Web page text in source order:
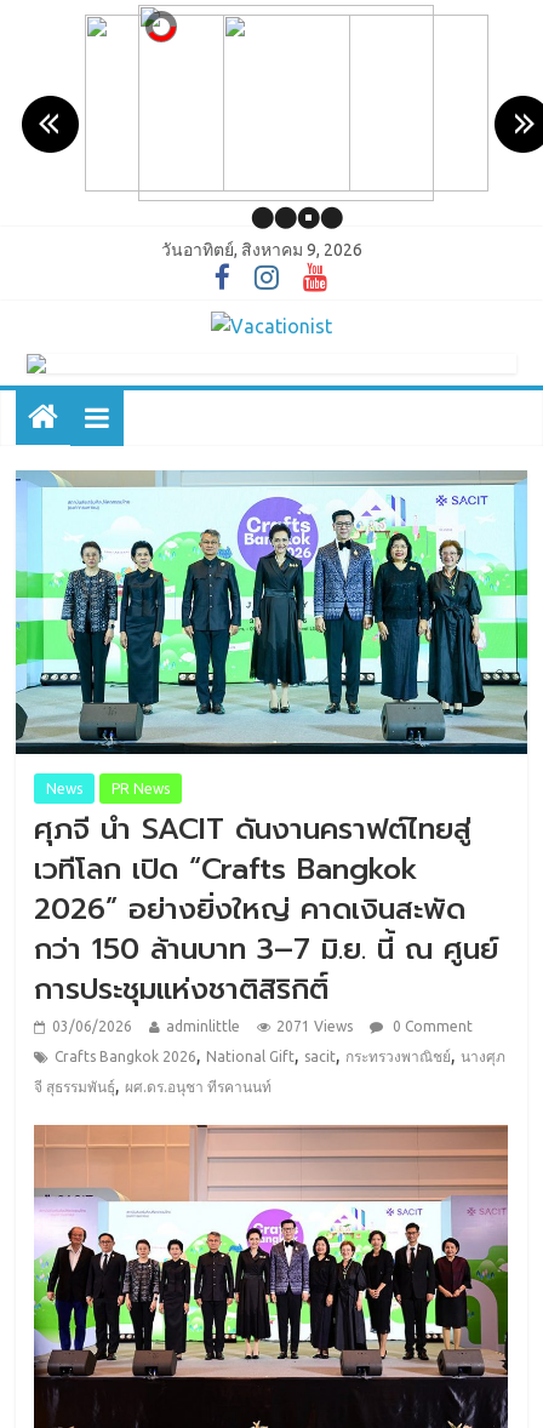
วันอาทิตย์, สิงหาคม 9, 2026
News PR News
ศุภจี นำ SACIT ดันงานคราฟต์ไทยสู่
เวทีโลก เปิด “Crafts Bangkok
2026” อย่างยิ่งใหญ่ คาดเงินสะพัด
กว่า 150 ล้านบาท 3–7 มิ.ย. นี้ ณ ศูนย์
การประชุมแห่งชาติสิริกิติ์
03/06/2026 adminlittle 2071 Views
0 Comment
Crafts Bangkok 2026, National Gift, sacit, กระทรวงพาณิชย์,นางศุภ
จี สุธรรมพันธุ์,ผศ.ดร.อนุชา ทีรคานนท์